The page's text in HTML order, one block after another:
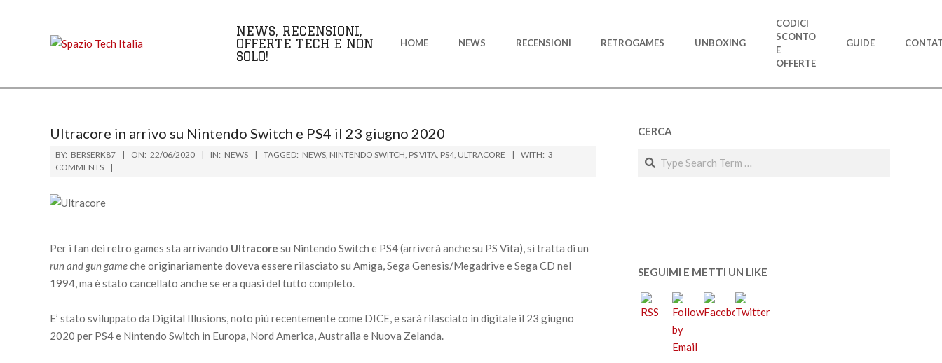
NEWS, RECENSIONI,
OFFERTE TECH E NON
SOLO!
Menu
HOME NEWS RECENSIONI RETROGAMES UNBOXING
CODICI
SCONTO
E
OFFERTE
GUIDE
Ultracore in arrivo su Nintendo Switch e PS4 il 23 giugno 2020
BY: BERSERK87 ON: 22/06/2020 IN: NEWS TAGGED: NEWS, NINTENDO SWITCH, PS VITA, PS4, ULTRACORE WITH: 3
COMMENTS
Per i fan dei retro games sta arrivando Ultracore su Nintendo Switch e PS4 (arriverà anche su PS Vita), si tratta di un
run and gun gameche originariamente doveva essere rilasciato su Amiga, Sega Genesis/Megadrive e Sega CD nel
1994, ma è stato cancellato anche se era quasi del tutto completo.
E’ stato sviluppato da Digital Illusions, noto più recentemente come DICE, e sarà rilasciato in digitale il 23 giugno
2020 per PS4 e Nintendo Switch in Europa, Nord America, Australia e Nuova Zelanda.
CERCA
Search
SEGUIMI E METTI UN LIKE